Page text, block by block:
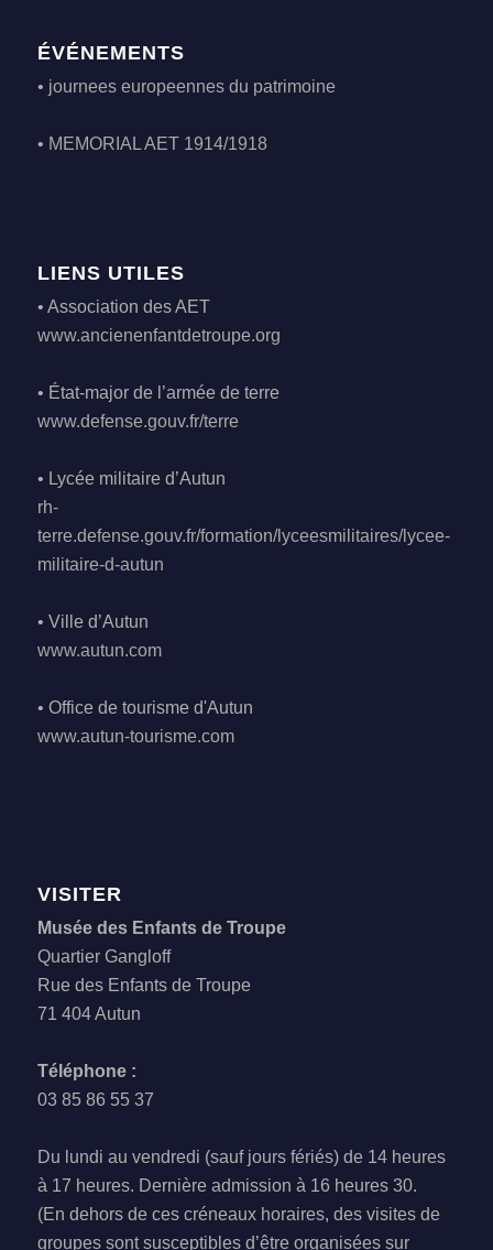
ÉVÉNEMENTS
• journees europeennes du patrimoine
• MEMORIAL AET 1914/1918
LIENS UTILES
• Association des AET
www.ancienenfantdetroupe.org
• État-major de l’armée de terre
www.defense.gouv.fr/terre
• Lycée militaire d’Autun
rh-
terre.defense.gouv.fr/formation/lyceesmilitaires/lycee-
militaire-d-autun
• Ville d’Autun
www.autun.com
• Office de tourisme d'Autun
www.autun-tourisme.com
VISITER
Musée des Enfants de Troupe
Quartier Gangloff
Rue des Enfants de Troupe
71 404 Autun
Téléphone :
03 85 86 55 37
Du lundi au vendredi (sauf jours fériés) de 14 heures
à 17 heures. Dernière admission à 16 heures 30.
(En dehors de ces créneaux horaires, des visites de
groupes sont susceptibles d’être organisées sur